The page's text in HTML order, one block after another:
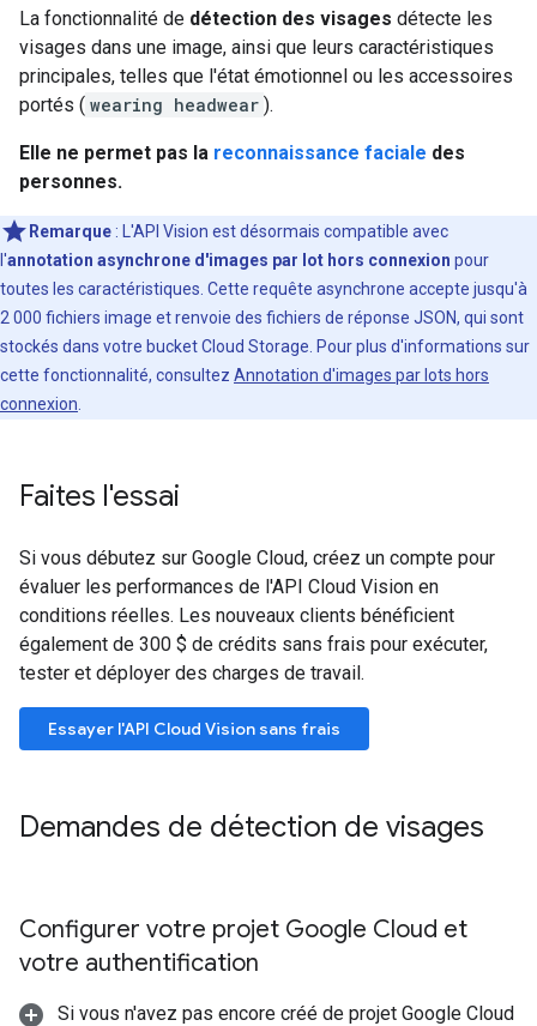
La fonctionnalité de détection des visages détecte les
visages dans une image, ainsi que leurs caractéristiques
principales, telles que l'état émotionnel ou les accessoires
portés ( wearing headwear ).
Elle ne permet pas la reconnaissance faciale des
personnes.
Remarque : L'API Vision est désormais compatible avec
l'annotation asynchrone d'images par lot hors connexion pour
toutes les caractéristiques. Cette requête asynchrone accepte jusqu'à
2 000 fichiers image et renvoie des fichiers de réponse JSON, qui sont
stockés dans votre bucket Cloud Storage. Pour plus d'informations sur
cette fonctionnalité, consultez Annotation d'images par lots hors
connexion
Faites l'essai
Si vous débutez sur Google Cloud, créez un compte pour
évaluer les performances de l'API Cloud Vision en
conditions réelles. Les nouveaux clients bénéficient
également de 300 $ de crédits sans frais pour exécuter,
tester et déployer des charges de travail.
Essayer l'API Cloud Vision sans frais
Demandes de détection de visages
Configurer votre projet Google Cloud et
votre authentification
Si vous n'avez pas encore créé de projet Google Cloud